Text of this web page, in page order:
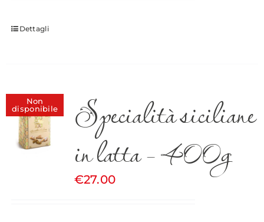
Dettagli
Non
disponibile
Specialità siciliane
in latta – 400g
€27.00